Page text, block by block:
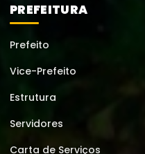
PREFEITURA
Prefeito
Vice-Prefeito
Estrutura
Servidores
Carta de Serviços